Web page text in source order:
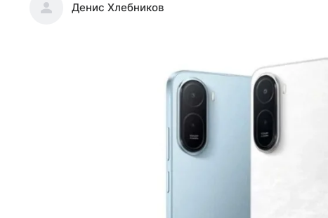
Денис Хлебников